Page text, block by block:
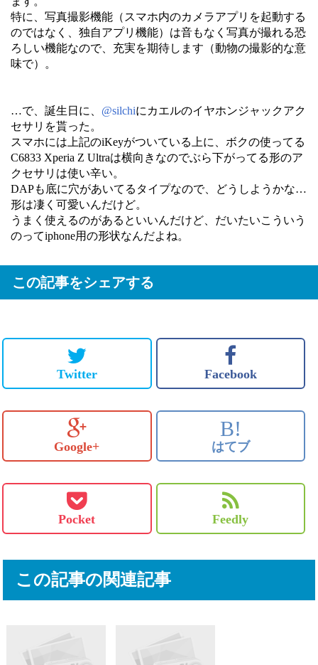
特に、写真撮影機能（スマホ内のカメラアプリを起動する
のではなく、独自アプリ機能）は音もなく写真が撮れる恐
ろしい機能なので、充実を期待します（動物の撮影的な意
味で）。
…で、誕生日に、 @silchiにカエルのイヤホンジャックアク
セサリを貰った。
スマホには上記のiKeyがついている上に、ボクの使ってる
C6833 Xperia Z Ultraは横向きなのでぶら下がってる形のア
クセサリは使い辛い。
DAPも底に穴があいてるタイプなので、どうしようかな…
形は凄く可愛いんだけど。
うまく使えるのがあるといいんだけど、だいたいこういう
のってiphone用の形状なんだよね。
この記事をシェアする
Twitter Facebook
Google+
B!
はてブ
Pocket Feedly
この記事の関連記事